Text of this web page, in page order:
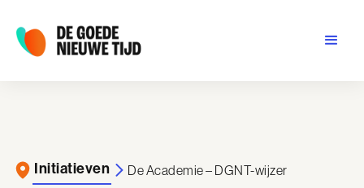
Initiatieven De Academie – DGNT-wijzer